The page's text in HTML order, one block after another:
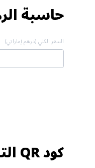
حاسبة
السعر الكلي (درهم إماراتي)
كود QR الترخيص